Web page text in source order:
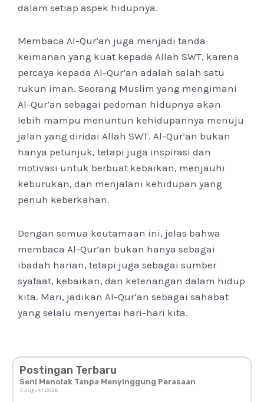
dalam setiap aspek hidupnya.
Membaca Al-Qur’an juga menjadi tanda
keimanan yang kuat kepada Allah SWT, karena
percaya kepada Al-Qur’an adalah salah satu
rukun iman. Seorang Muslim yang mengimani
Al-Qur’an sebagai pedoman hidupnya akan
lebih mampu menuntun kehidupannya menuju
jalan yang diridai Allah SWT. Al-Qur’an bukan
hanya petunjuk, tetapi juga inspirasi dan
motivasi untuk berbuat kebaikan, menjauhi
keburukan, dan menjalani kehidupan yang
penuh keberkahan.
Dengan semua keutamaan ini, jelas bahwa
membaca Al-Qur’an bukan hanya sebagai
ibadah harian, tetapi juga sebagai sumber
syafaat, kebaikan, dan ketenangan dalam hidup
kita. Mari, jadikan Al-Qur’an sebagai sahabat
yang selalu menyertai hari-hari kita.
Postingan Terbaru
Seni Menolak Tanpa Menyinggung Perasaan
3 August 2026